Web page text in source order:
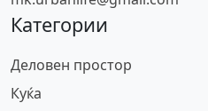
Категории
Деловен простор
Куќа